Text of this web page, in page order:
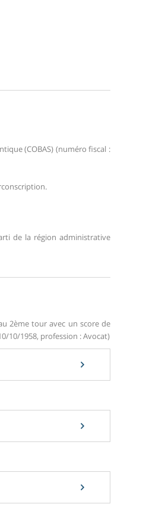
(COBAS) (numéro fiscal :
de la région administrative
2ème tour avec un score de
10/1958, profession : Avocat)